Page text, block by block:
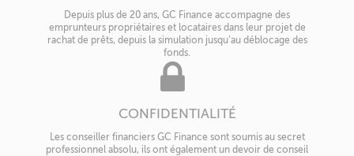
Depuis plus de 20 ans, GC Finance accompagne des
emprunteurs propriétaires et locataires dans leur projet de
rachat de prêts, depuis la simulation jusqu'au déblocage des
fonds.
CONFIDENTIALITÉ
Les conseiller financiers GC Finance sont soumis au secret
professionnel absolu, ils ont également un devoir de conseil